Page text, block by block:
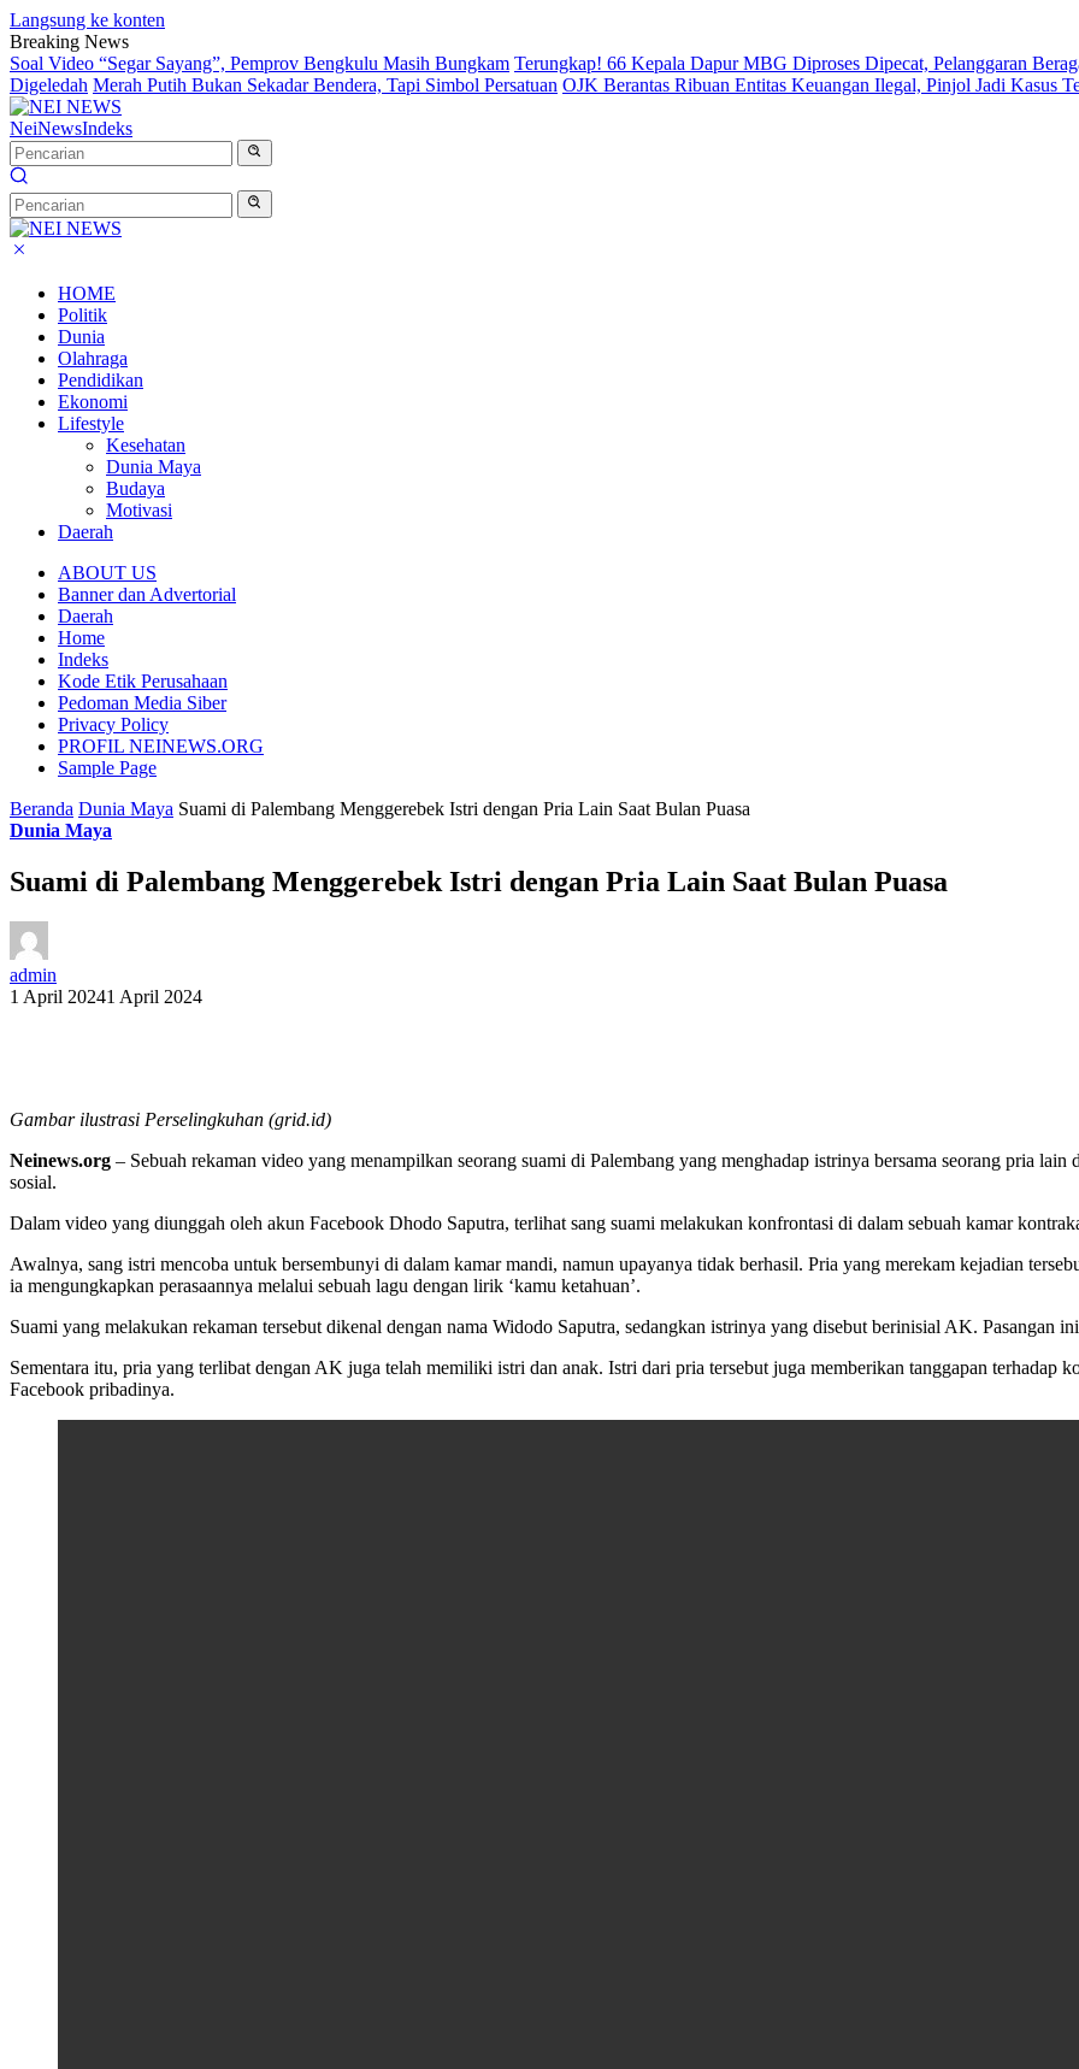
Langsung ke konten
Breaking News
Soal Video “Segar Sayang”, Pemprov Bengkulu Masih Bungkam Terungkap! 66 Kepala Dapur MBG Diproses Dipecat, Pelanggaran
Digeledah Merah Putih Bukan Sekadar Bendera, Tapi Simbol Persatuan OJK Berantas Ribuan Entitas Keuangan Ilegal, Pinjol Jadi Kasus
NeiNewsIndeks
HOME
Politik
Dunia
Olahraga
Pendidikan
Ekonomi
Lifestyle
Kesehatan
Dunia Maya
Budaya
Motivasi
Daerah
ABOUT US
Banner dan Advertorial
Daerah
Home
Indeks
Kode Etik Perusahaan
Pedoman Media Siber
Privacy Policy
PROFIL NEINEWS.ORG
Sample Page
Beranda Dunia Maya Suami di Palembang Menggerebek Istri dengan Pria Lain Saat Bulan Puasa
Dunia Maya
Suami di Palembang Menggerebek Istri dengan Pria Lain Saat Bulan Puasa
admin
1 April 20241 April 2024
Gambar ilustrasi Perselingkuhan (grid.id)
Neinews.org – Sebuah rekaman video yang menampilkan seorang suami di Palembang yang menghadap istrinya bersama seorang pria
sosial.
Dalam video yang diunggah oleh akun Facebook Dhodo Saputra, terlihat sang suami melakukan konfrontasi di dalam sebuah kamar
Awalnya, sang istri mencoba untuk bersembunyi di dalam kamar mandi, namun upayanya tidak berhasil. Pria yang merekam kejadian
ia mengungkapkan perasaannya melalui sebuah lagu dengan lirik ‘kamu ketahuan’.
Suami yang melakukan rekaman tersebut dikenal dengan nama Widodo Saputra, sedangkan istrinya yang disebut berinisial AK. Pasangan
Sementara itu, pria yang terlibat dengan AK juga telah memiliki istri dan anak. Istri dari pria tersebut juga memberikan tanggapan terhadap
Facebook pribadinya.